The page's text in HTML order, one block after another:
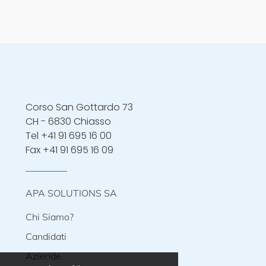
Corso San Gottardo 73
CH - 6830 Chiasso
Tel +41 91 695 16 00
Fax +41 91 695 16 09
APA SOLUTIONS SA
Chi Siamo?
Candidati
Aziende